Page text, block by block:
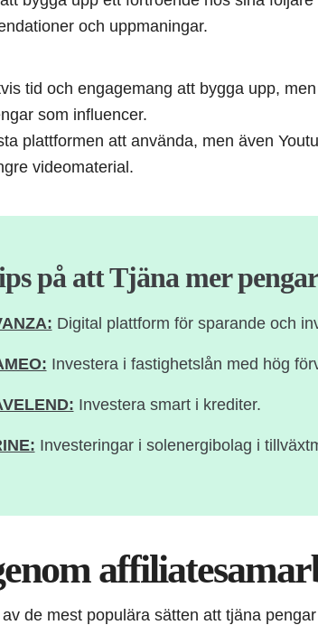
och uppmaningar.
tid och engagemang att bygga upp,
som influencer.
plattformen att använda, men även
videomaterial.
på att Tjäna mer
Digital plattform för sparande och
Investera i fastighetslån med hög
Investera smart i krediter.
Investeringar i solenergibolag i
de mest populära sätten att tjäna